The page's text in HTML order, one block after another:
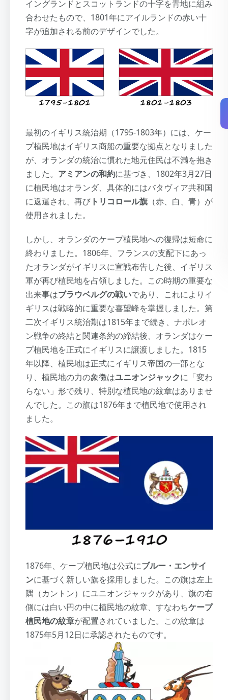
イングランドとスコットランドの十字を青地に組み
合わせたもので、1801年にアイルランドの赤い十
字が追加される前のデザインでした。
最初のイギリス統治期（1795-1803年）には、ケー
プ植民地はイギリス商船の重要な拠点となりました
が、オランダの統治に慣れた地元住民は不満を抱き
ました。 アミアンの和約に基づき、1802年3月27日
に植民地はオランダ、具体的にはバタヴィア共和国
に返還され、再び トリコロール旗 （赤、白、青）が
使用されました。
しかし、オランダのケープ植民地への復帰は短命に
終わりました。1806年、フランスの支配下にあっ
たオランダがイギリスに宣戦布告した後、イギリス
軍が再び植民地を占領しました。この時期の重要な
出来事はブラウベルグの戦いであり、これによりイ
ギリスは戦略的に重要な喜望峰を掌握しました。第
二次イギリス統治期は1815年まで続き、ナポレオ
ン戦争の終結と関連条約の締結後、オランダはケー
プ植民地を正式にイギリスに譲渡しました。1815
年以降、植民地は正式にイギリス帝国の一部とな
り、植民地の力の象徴はユニオンジャックに「変わ
らない」形で残り、特別な植民地の紋章はありませ
んでした。この旗は1876年まで植民地で使用され
ました。
1876年、ケープ植民地は公式にブルー・エンサイ
ンに基づく新しい旗を採用しました。この旗は左上
隅（カントン）にユニオンジャックがあり、旗の右
側には白い円の中に植民地の紋章、すなわちケープ
植民地の紋章が配置されていました。この紋章は
1875年5月12日に承認されたものです。